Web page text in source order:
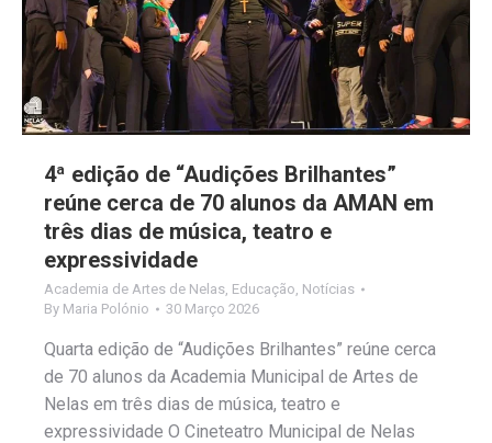
4ª edição de “Audições Brilhantes”
reúne cerca de 70 alunos da AMAN em
três dias de música, teatro e
expressividade
Academia de Artes de Nelas Educação Notícias
By Maria Polónio 30 Março 2026
Quarta edição de “Audições Brilhantes” reúne cerca
de 70 alunos da Academia Municipal de Artes de
Nelas em três dias de música, teatro e
expressividade O Cineteatro Municipal de Nelas